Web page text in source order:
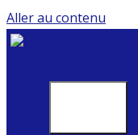
Aller au contenu